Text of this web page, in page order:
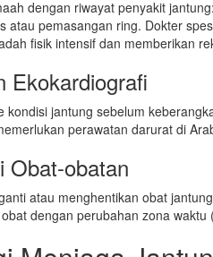
dengan riwayat penyakit
atau pemasangan ring. Dokter
fisik intensif dan memberikan
Ekokardiografi
kondisi jantung sebelum
perawatan darurat di
Obat-obatan
atau menghentikan obat
dengan perubahan zona